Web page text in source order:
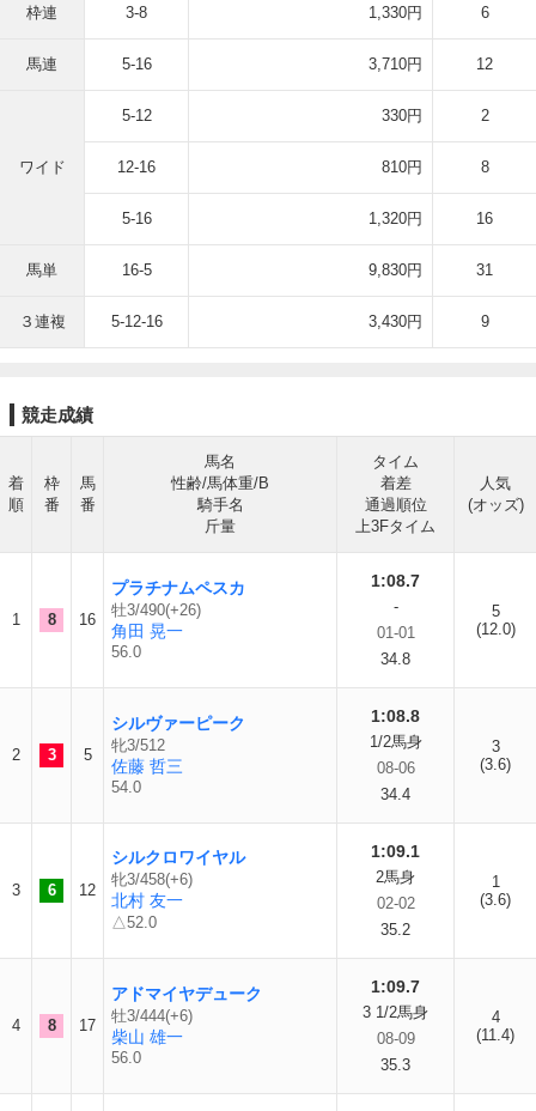
枠連 3-8 1,330円 6
馬連 5-16 3,710円 12
ワイド
5-12 330円 2
12-16 810円 8
5-16 1,320円 16
馬単 16-5 9,830円 31
３連複 5-12-16 3,430円 9
競走成績
着
順
枠
番
馬
番
馬名
性齢/馬体重/B
騎手名
斤量
タイム
着差
通過順位
上3Fタイム
人気
(オッズ)
1 8 16
プラチナムペスカ
牡3/490(+26)
角田 晃一
56.0
1:08.7
-
01-01
34.8
5
(12.0)
2 3 5
シルヴァーピーク
牝3/512
佐藤 哲三
54.0
1:08.8
1/2馬身
08-06
34.4
3
(3.6)
3 6 12
シルクロワイヤル
牝3/458(+6)
北村 友一
△52.0
1:09.1
2馬身
02-02
35.2
1
(3.6)
4 8 17
アドマイヤデューク
牡3/444(+6)
柴山 雄一
56.0
1:09.7
3 1/2馬身
08-09
35.3
4
(11.4)